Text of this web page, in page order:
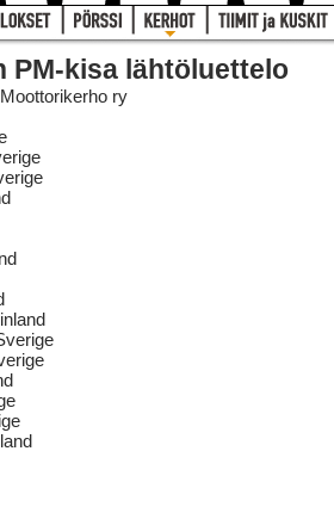
PM-kisa lähtöluettelo
ry